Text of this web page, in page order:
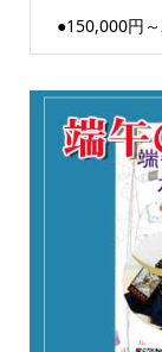
●150,000円